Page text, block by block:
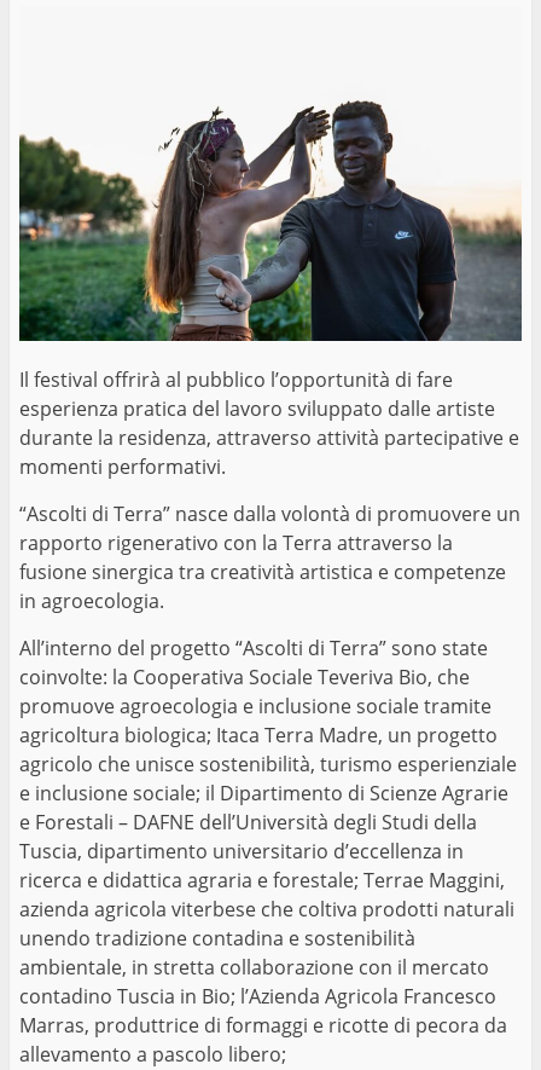
Il festival offrirà al pubblico l’opportunità di fare
esperienza pratica del lavoro sviluppato dalle artiste
durante la residenza, attraverso attività partecipative e
momenti performativi.
“Ascolti di Terra” nasce dalla volontà di promuovere un
rapporto rigenerativo con la Terra attraverso la
fusione sinergica tra creatività artistica e competenze
in agroecologia.
All’interno del progetto “Ascolti di Terra” sono state
coinvolte: la Cooperativa Sociale Teveriva Bio, che
promuove agroecologia e inclusione sociale tramite
agricoltura biologica; Itaca Terra Madre, un progetto
agricolo che unisce sostenibilità, turismo esperienziale
e inclusione sociale; il Dipartimento di Scienze Agrarie
e Forestali – DAFNE dell’Università degli Studi della
Tuscia, dipartimento universitario d’eccellenza in
ricerca e didattica agraria e forestale; Terrae Maggini,
azienda agricola viterbese che coltiva prodotti naturali
unendo tradizione contadina e sostenibilità
ambientale, in stretta collaborazione con il mercato
contadino Tuscia in Bio; l’Azienda Agricola Francesco
Marras, produttrice di formaggi e ricotte di pecora da
allevamento a pascolo libero;